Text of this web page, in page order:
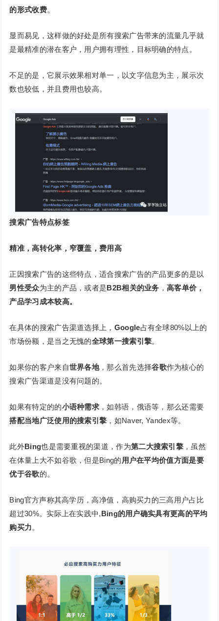
的形式收费。
显而易见，这样做的好处是所有搜索广告带来的流量几乎就
是最精准的潜在客户，用户拥有理性，目标明确的特点。
不足的是，它展示效果相对单一，以文字信息为主，展示次
数也较低，并且费用也较高。
搜索广告特点标签
精准，高转化率，窄覆盖，费用高
正因搜索广告的这些特点，适合搜索广告的产品更多的是以
男性受众为主的产品，或者是B2B相关的业务 ，高客单价，
产品学习成本较高。
在具体的搜索广告渠道选择上， Google占有全球80%以上的
市场份额，是当之无愧的全球第一搜索引擎。
如果你的客户来自世界各地，那么首先选择谷歌作为核心的
搜索广告渠道是没有问题的。
如果有特定的的小语种需求 ，如韩语，俄语等，那么还需要
搭配当地广泛使用的搜索引擎 ，如Naver, Yandex等。
此外Bing也是需要重视的渠道，作为第二大搜索引擎 ，虽然
在体量上大不如谷歌，但是Bing的 用户在平均价值方面是要
优于谷歌的。
Bing官方声称其高学历，高净值，高购买力的三高用户占比
超过30%。实际上在实践中,Bing的用户确实具有更高的平均
购买力。